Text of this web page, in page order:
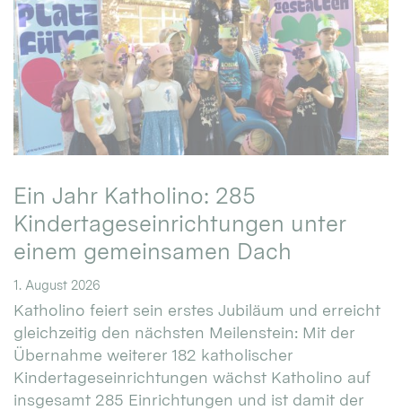
Ein Jahr Katholino: 285
Kindertageseinrichtungen unter
einem gemeinsamen Dach
1. August 2026
Katholino feiert sein erstes Jubiläum und erreicht
gleichzeitig den nächsten Meilenstein: Mit der
Übernahme weiterer 182 katholischer
Kindertageseinrichtungen wächst Katholino auf
insgesamt 285 Einrichtungen und ist damit der